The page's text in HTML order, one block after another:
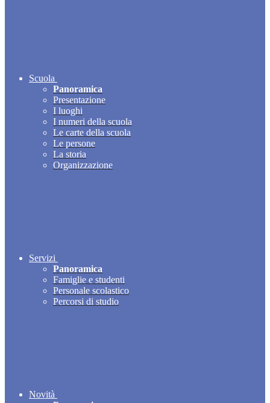
Scuola
Panoramica
Presentazione
I luoghi
I numeri della scuola
Le carte della scuola
Le persone
La storia
Organizzazione
Servizi
Panoramica
Famiglie e studenti
Personale scolastico
Percorsi di studio
Novità